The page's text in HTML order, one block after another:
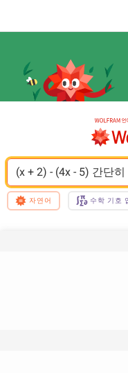
(x + 2) - (4x - 5) 간단히
자연어 수학 기호